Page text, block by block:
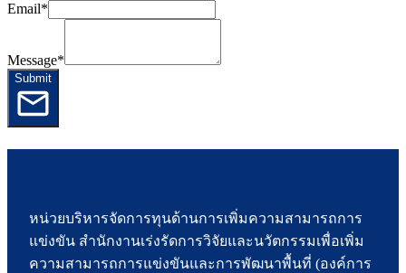
Email*
Message*
Submit
หน่วยบริหารจัดการทุนด้านการเพิ่มความสามารถการ
แข่งขัน สำนักงานเร่งรัดการวิจัยและนวัตกรรมเพื่อเพิ่ม
ความสามารถการแข่งขันและการพัฒนาพื้นที่ (องค์การ